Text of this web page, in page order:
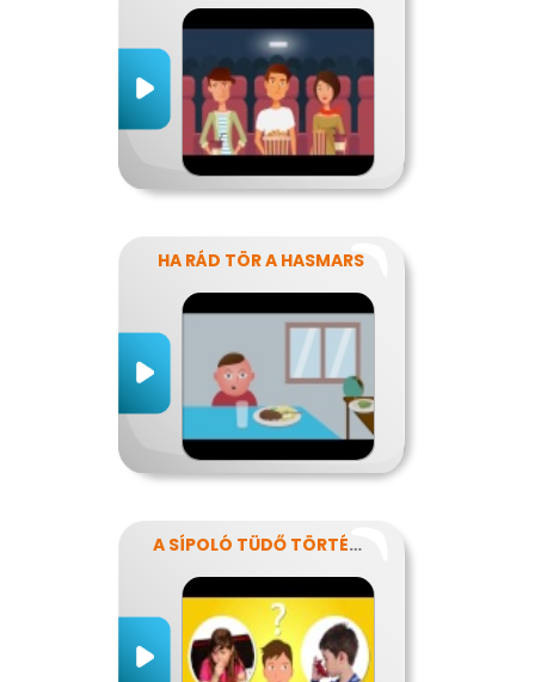
HA RÁD TÖR A HASMARS
A SÍPOLÓ TÜDŐ TÖRTÉNETE